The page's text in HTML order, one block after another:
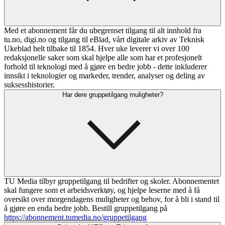
Med et abonnement får du ubegrenset tilgang til alt innhold fra
tu.no, digi.no og tilgang til eBlad, vårt digitale arkiv av Teknisk
Ukeblad helt tilbake til 1854. Hver uke leverer vi over 100
redaksjonelle saker som skal hjelpe alle som har et profesjonelt
forhold til teknologi med å gjøre en bedre jobb - dette inkluderer
innsikt i teknologier og markeder, trender, analyser og deling av
suksesshistorier.
Har dere gruppetilgang muligheter?
TU Media tilbyr gruppetilgang til bedrifter og skoler. Abonnementet
skal fungere som et arbeidsverktøy, og hjelpe leserne med å få
oversikt over morgendagens muligheter og behov, for å bli i stand til
å gjøre en enda bedre jobb. Bestill gruppetilgang på
https://abonnement.tumedia.no/gruppetilgang